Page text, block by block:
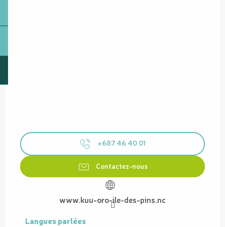
+687 46 40 01
Contactez-nous
www.kuu-oro-ile-des-pins.nc
Langues parlées
Langues parlées